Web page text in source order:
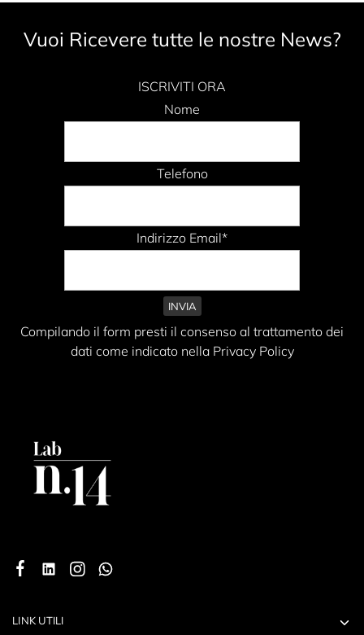
Vuoi Ricevere tutte le nostre News?
ISCRIVITI ORA
Nome
Telefono
Indirizzo Email*
Compilando il form presti il consenso al trattamento dei
dati come indicato nella Privacy Policy
LINK UTILI